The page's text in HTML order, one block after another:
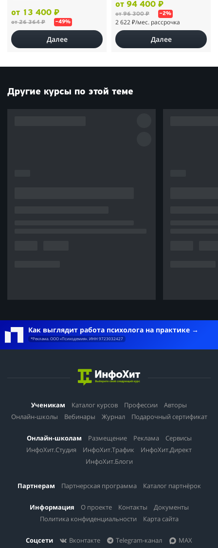
от 13 400 ₽
от 26 364 ₽ –49%
Далее
от 94 400 ₽
от 96 300 ₽ –2%
2 622 ₽/мес. рассрочка
Далее
Другие курсы по этой теме
Как выглядит работа психолога на практике
*Реклама. ООО «Психодемия». ИНН 9723032427
Ученикам Каталог курсов Профессии
Авторы
Онлайн-школы
Вебинары Журнал Подарочный сертификат
Онлайн-школам Размещение Реклама
Сервисы
ИнфоХит.Студия
ИнфоХит.Трафик
ИнфоХит.Директ
ИнфоХит.Блоги
Партнерам Партнерская программа Каталог партнёрок
Информация О проекте Контакты
Документы
Политика конфиденциальности
Карта сайта
Соцсети Вконтакте Telegram-канал
MAX